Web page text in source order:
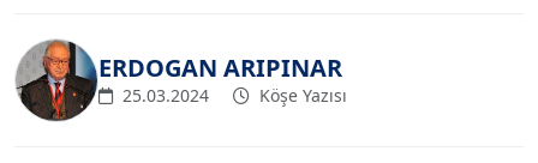
ERDOGAN ARIPINAR
25.03.2024 Köşe Yazısı